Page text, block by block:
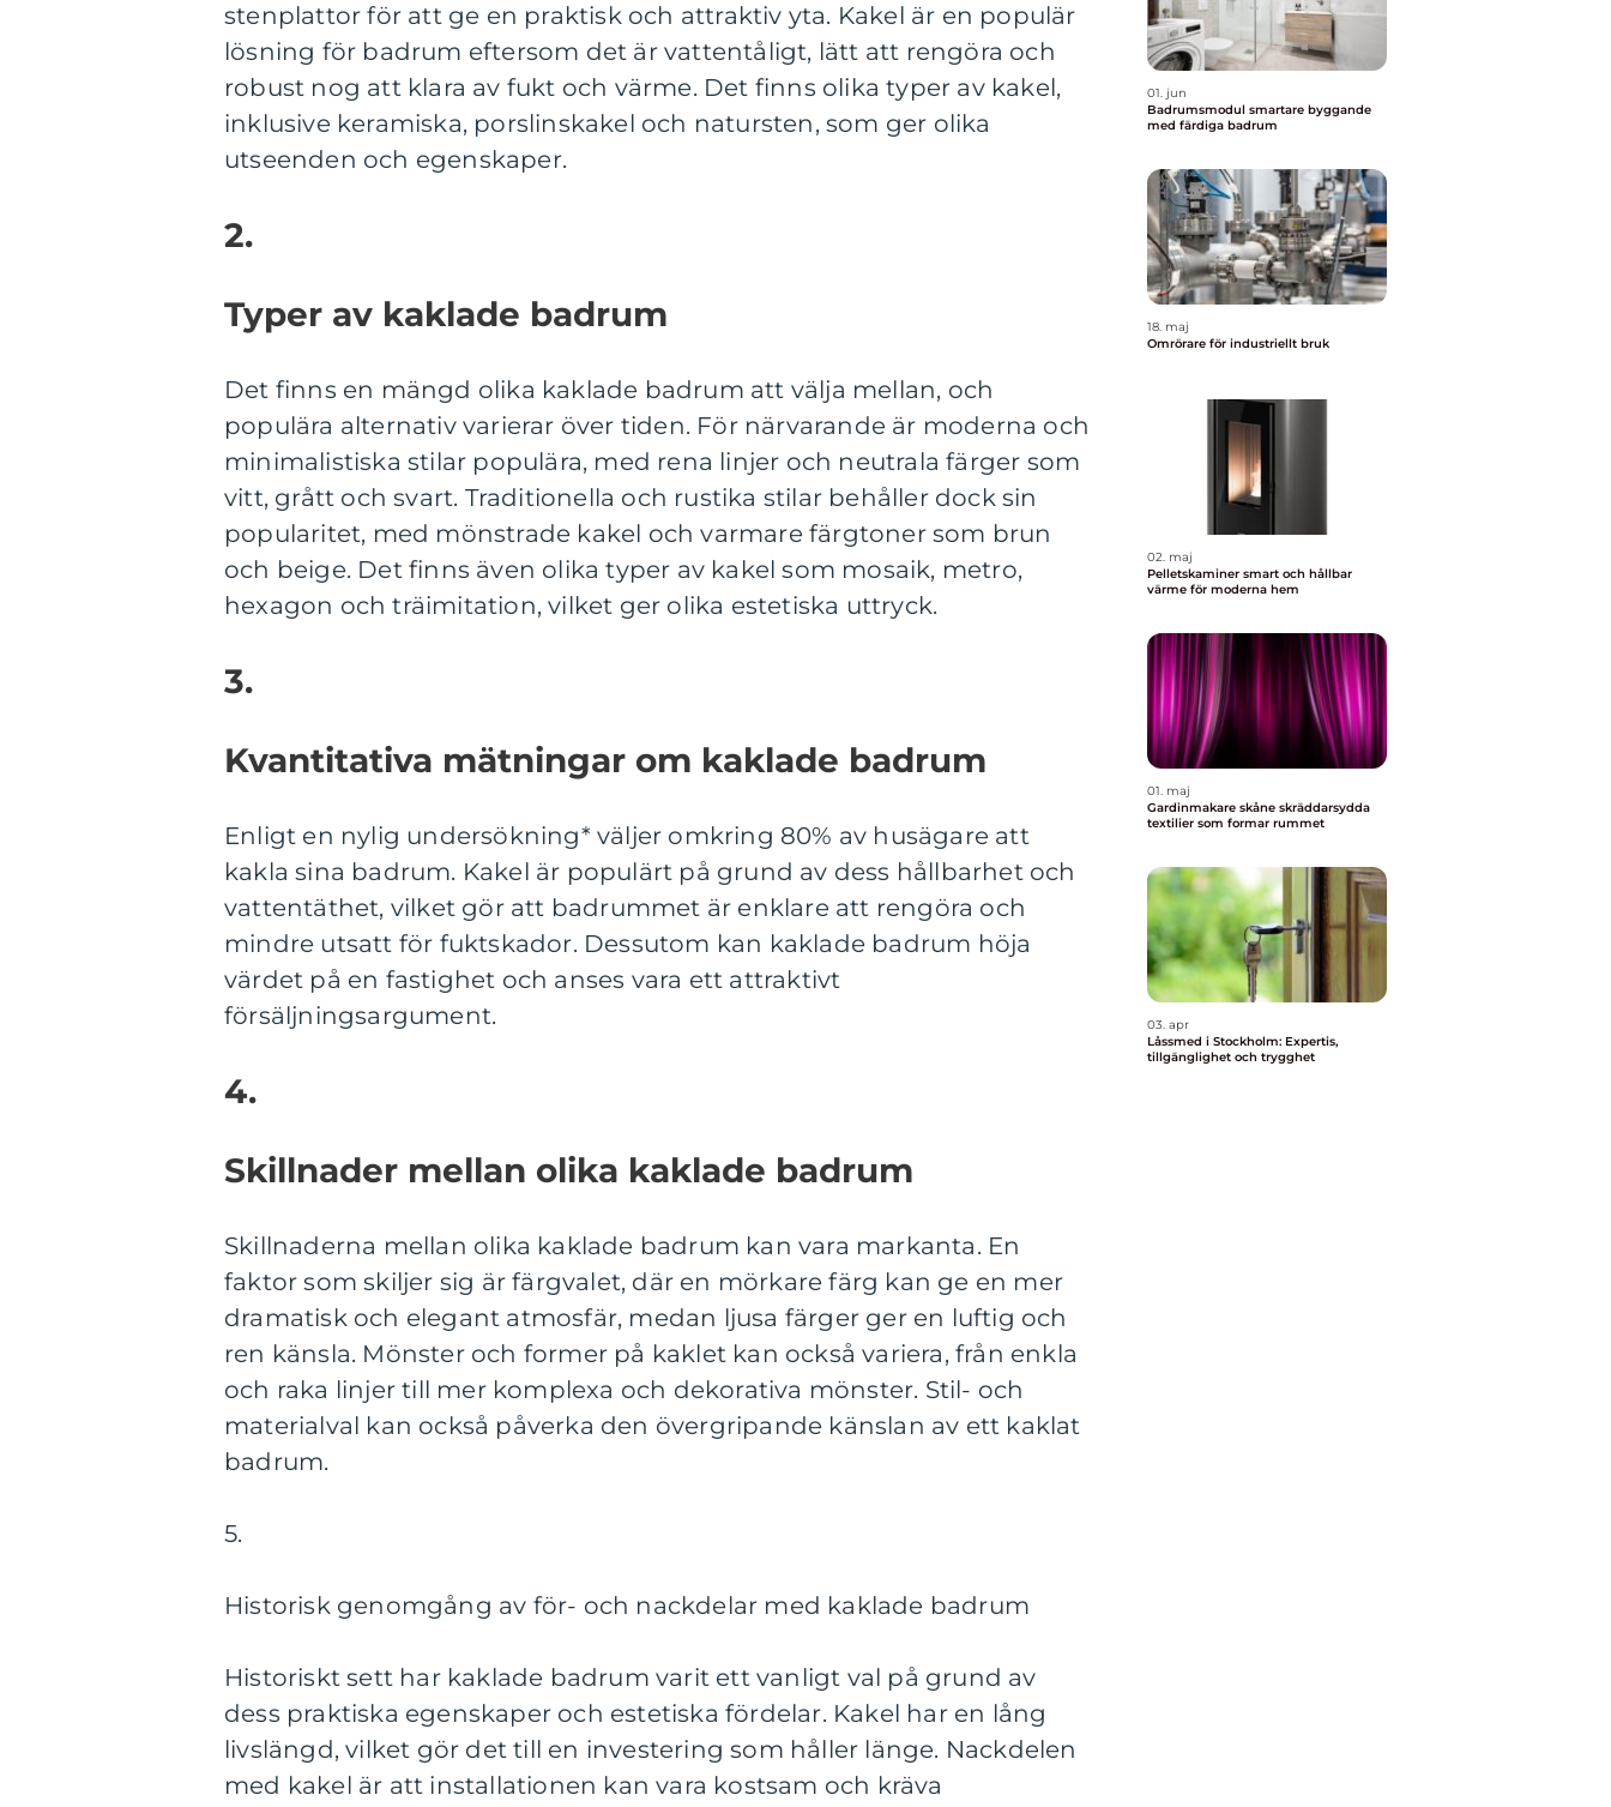
stenplattor för att ge en praktisk och attraktiv yta. Kakel är en populär
lösning för badrum eftersom det är vattentåligt, lätt att rengöra och
robust nog att klara av fukt och värme. Det finns olika typer av kakel,
inklusive keramiska, porslinskakel och natursten, som ger olika
utseenden och egenskaper.
2.
Typer av kaklade badrum
Det finns en mängd olika kaklade badrum att välja mellan, och
populära alternativ varierar över tiden. För närvarande är moderna och
minimalistiska stilar populära, med rena linjer och neutrala färger som
vitt, grått och svart. Traditionella och rustika stilar behåller dock sin
popularitet, med mönstrade kakel och varmare färgtoner som brun
och beige. Det finns även olika typer av kakel som mosaik, metro,
hexagon och träimitation, vilket ger olika estetiska uttryck.
3.
Kvantitativa mätningar om kaklade badrum
Enligt en nylig undersökning* väljer omkring 80% av husägare att
kakla sina badrum. Kakel är populärt på grund av dess hållbarhet och
vattentäthet, vilket gör att badrummet är enklare att rengöra och
mindre utsatt för fuktskador. Dessutom kan kaklade badrum höja
värdet på en fastighet och anses vara ett attraktivt
försäljningsargument.
4.
Skillnader mellan olika kaklade badrum
Skillnaderna mellan olika kaklade badrum kan vara markanta. En
faktor som skiljer sig är färgvalet, där en mörkare färg kan ge en mer
dramatisk och elegant atmosfär, medan ljusa färger ger en luftig och
ren känsla. Mönster och former på kaklet kan också variera, från enkla
och raka linjer till mer komplexa och dekorativa mönster. Stil- och
materialval kan också påverka den övergripande känslan av ett kaklat
badrum.
5.
Historisk genomgång av för- och nackdelar med kaklade badrum
Historiskt sett har kaklade badrum varit ett vanligt val på grund av
dess praktiska egenskaper och estetiska fördelar. Kakel har en lång
livslängd, vilket gör det till en investering som håller länge. Nackdelen
med kakel är att installationen kan vara kostsam och kräva
01. jun
Badrumsmodul smartare byggande
med färdiga badrum
18. maj
Omrörare för industriellt bruk
02. maj
Pelletskaminer smart och hållbar
värme för moderna hem
01. maj
Gardinmakare skåne skräddarsydda
textilier som formar rummet
03. apr
Låssmed i Stockholm: Expertis,
tillgänglighet och trygghet